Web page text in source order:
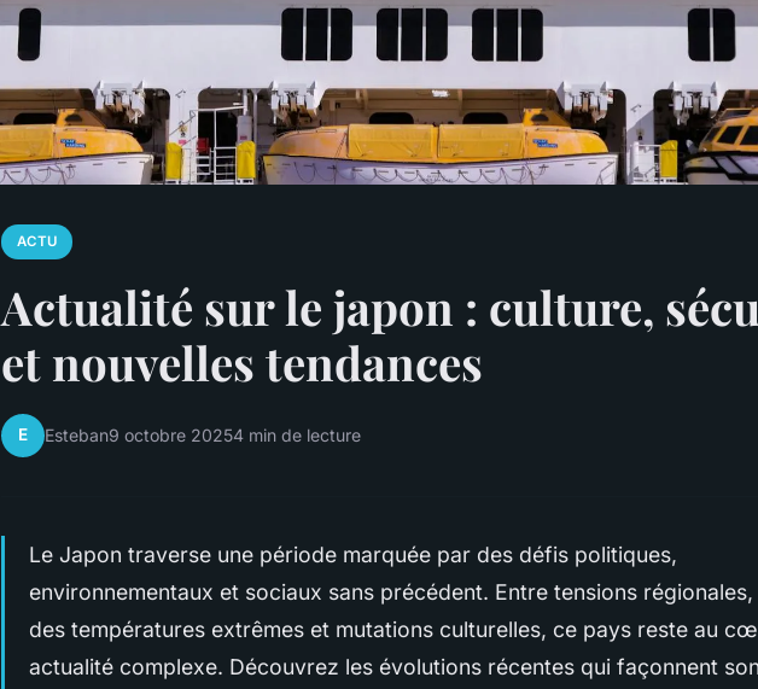
ACTU
Actualité sur le japon : culture,
et nouvelles tendances
E Esteban9 octobre 20254 min de lecture
Le Japon traverse une période marquée par des défis politiques,
environnementaux et sociaux sans précédent. Entre tensions
des températures extrêmes et mutations culturelles, ce pays reste au
actualité complexe. Découvrez les évolutions récentes qui façonnent